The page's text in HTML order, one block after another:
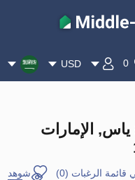
0
USD
ياس, الإمارات
الرغبات (
0
)
شوهد